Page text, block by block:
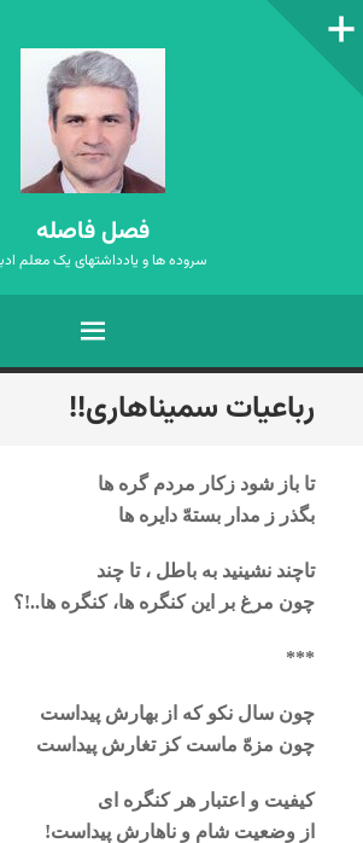
ستون‌کناری
فصل فاصله
سروده ها و یادداشتهای یک معلم
فهرست
رفتن
به
رباعیات سمیناهاری!!
تا باز شود زکار مردم گره ها
بگذر ز مدار بستهّ دایره ها
تاچند نشینید به باطل ، تا چند
چون مرغ بر این کنگره ها، کنگره ها..!؟
***
چون سال نکو که از بهارش پیداست
چون مزهّ ماست کز تغارش پیداست
کیفیت و اعتبار هر کنگره ای
از وضعیت شام و ناهارش پیداست!